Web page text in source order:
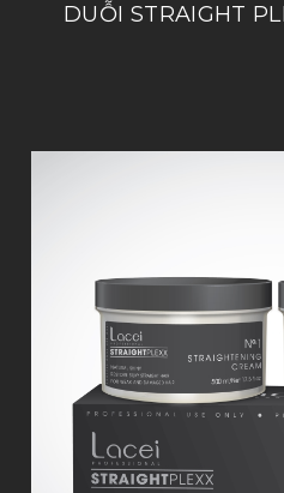
DUỖI STRAIGHT